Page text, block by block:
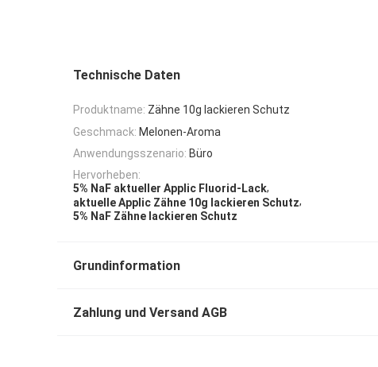
Technische Daten
Produktname: Zähne 10g lackieren Schutz
Geschmack: Melonen-Aroma
Anwendungsszenario: Büro
Hervorheben:
5% NaF aktueller Applic Fluorid-Lack,
aktuelle Applic Zähne 10g lackieren Schutz,
5% NaF Zähne lackieren Schutz
Grundinformation
Zahlung und Versand AGB